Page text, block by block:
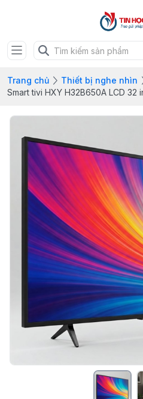
Trang chủ Thiết bị nghe nhìn
Smart tivi HXY H32B650A LCD 32